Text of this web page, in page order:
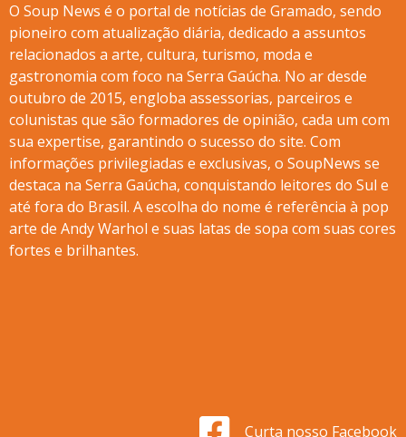
O Soup News é o portal de notícias de Gramado, sendo
pioneiro com atualização diária, dedicado a assuntos
relacionados a arte, cultura, turismo, moda e
gastronomia com foco na Serra Gaúcha. No ar desde
outubro de 2015, engloba assessorias, parceiros e
colunistas que são formadores de opinião, cada um com
sua expertise, garantindo o sucesso do site. Com
informações privilegiadas e exclusivas, o SoupNews se
destaca na Serra Gaúcha, conquistando leitores do Sul e
até fora do Brasil. A escolha do nome é referência à pop
arte de Andy Warhol e suas latas de sopa com suas cores
fortes e brilhantes.
Curta nosso Facebook